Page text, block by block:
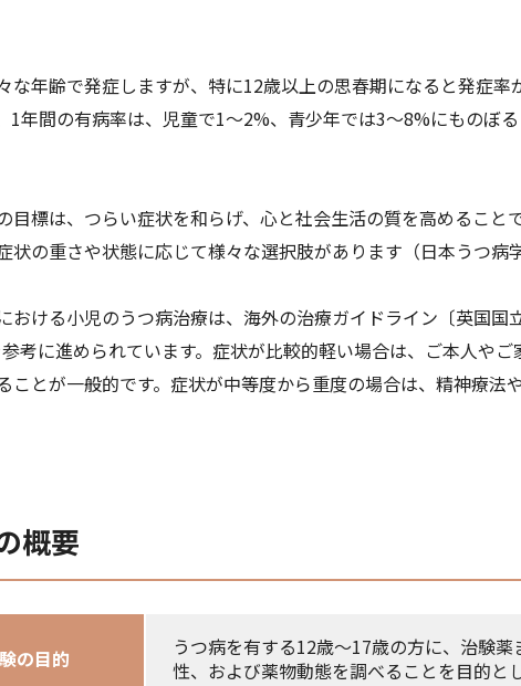
な年齢で発症しますが、特に12歳以上の思春期になると発症
1年間の有病率は、児童で1〜2%、青少年では3〜8%にものぼ
目標は、つらい症状を和らげ、心と社会生活の質を高めるこ
状の重さや状態に応じて様々な選択肢があります（日本うつ病
おける小児のうつ病治療は、海外の治療ガイドライン〔英国
参考に進められています。症状が比較的軽い場合は、ご本人や
ことが一般的です。症状が中等度から重度の場合は、精神療
概要
の目的
うつ病を有する12歳～17歳の方に、治験
性、および薬物動態を調べることを目的と